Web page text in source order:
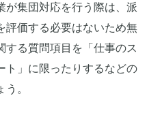
が集団対応を行う際は、派
評価する必要はないため無
する質問項目を「仕事のス
ト」に限ったりするなどの
。